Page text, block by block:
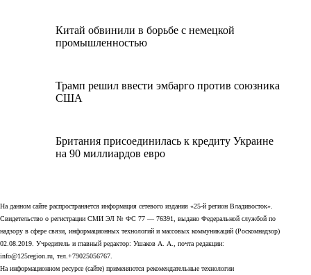
Китай обвинили в борьбе с немецкой
промышленностью
Трамп решил ввести эмбарго против союзника
США
Британия присоединилась к кредиту Украине
на 90 миллиардов евро
На данном сайте распространяется информация сетевого издания «25-й регион Владивосток».
Свидетельство о регистрации СМИ ЭЛ № ФС 77 — 76391, выдано Федеральной службой по
надзору в сфере связи, информационных технологий и массовых коммуникаций (Роскомнадзор)
02.08.2019. Учредитель и главный редактор: Ушаков А. А., почта редакции:
info@125region.ru, тел.+79025056767.
На информационном ресурсе (сайте) применяются рекомендательные технологии